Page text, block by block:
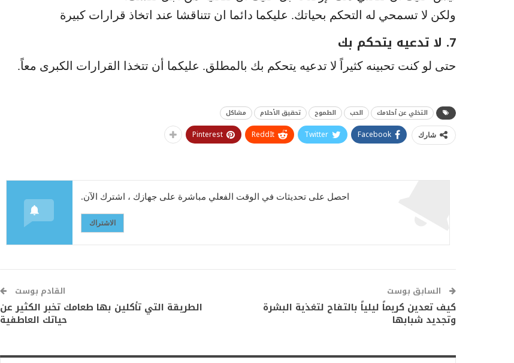
ولكن لا تسمحي له التحكم بحياتك. عليكما دائما ان تتناقشا عند اتخاذ قرارات كبيرة
7. لا تدعيه يتحكم بك
حتى لو كنت تحبينه كثيراً لا تدعيه يتحكم بك بالمطلق. عليكما أن تتخذا القرارات الكبرى معاً.
التخلي عن أحلامك الحب الطموح تحقيق الأحلام مشاكل
شارك Facebook
Twitter
ReddIt
Pinterest
احصل على تحديثات في الوقت الفعلي مباشرة على جهازك ، اشترك الآن.
الاشتراك
السابق بوست
كيف تعدين كريماً ليلياً بالتفاح لتغذية البشرة
وتجديد شبابها
القادم بوست
الطريقة التي تأكلين بها طعامك تخبر الكثير عن
حياتك العاطفية